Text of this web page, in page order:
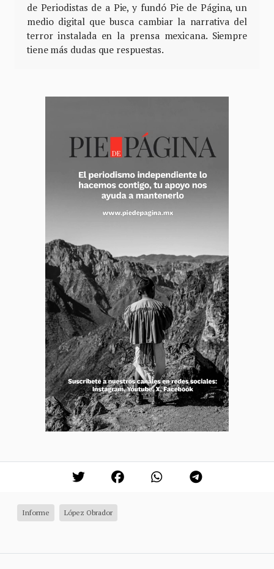
de Periodistas de a Pie, y fundó Pie de Página, un
medio digital que busca cambiar la narrativa del
terror instalada en la prensa mexicana. Siempre
tiene más dudas que respuestas.
Informe López Obrador